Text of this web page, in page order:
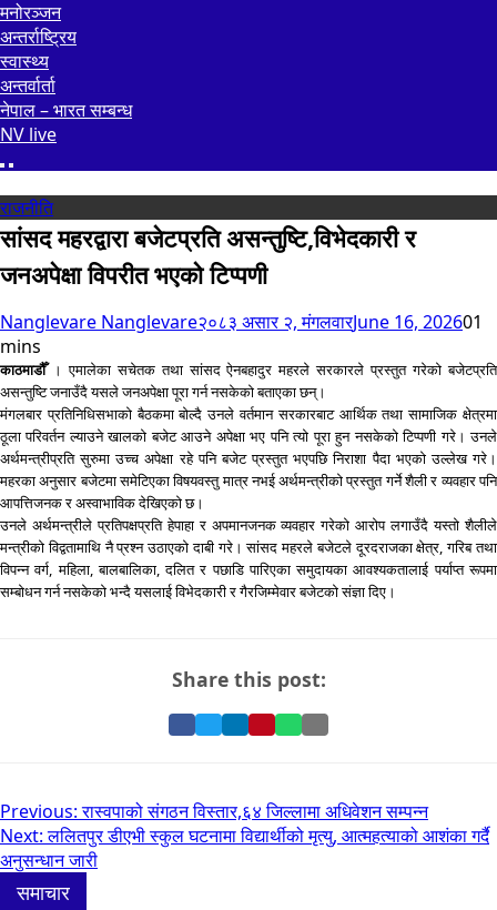
मनोरञ्जन
अन्तर्राष्ट्रिय
स्वास्थ्य
अन्तर्वार्ता
नेपाल – भारत सम्बन्ध
NV live
राजनीति
सांसद महरद्वारा बजेटप्रति असन्तुष्टि,विभेदकारी र
जनअपेक्षा विपरीत भएको टिप्पणी
Nanglevare Nanglevare२०८३ असार २, मंगलवारJune 16, 202601
mins
काठमाडौँ । एमालेका सचेतक तथा सांसद ऐनबहादुर महरले सरकारले प्रस्तुत गरेको बजेटप्रति
असन्तुष्टि जनाउँदै यसले जनअपेक्षा पूरा गर्न नसकेको बताएका छन्।
मंगलबार प्रतिनिधिसभाको बैठकमा बोल्दै उनले वर्तमान सरकारबाट आर्थिक तथा सामाजिक क्षेत्रमा
ठूला परिवर्तन ल्याउने खालको बजेट आउने अपेक्षा भए पनि त्यो पूरा हुन नसकेको टिप्पणी गरे। उनले
अर्थमन्त्रीप्रति सुरुमा उच्च अपेक्षा रहे पनि बजेट प्रस्तुत भएपछि निराशा पैदा भएको उल्लेख गरे।
महरका अनुसार बजेटमा समेटिएका विषयवस्तु मात्र नभई अर्थमन्त्रीको प्रस्तुत गर्ने शैली र व्यवहार पनि
आपत्तिजनक र अस्वाभाविक देखिएको छ।
उनले अर्थमन्त्रीले प्रतिपक्षप्रति हेपाहा र अपमानजनक व्यवहार गरेको आरोप लगाउँदै यस्तो शैलीले
मन्त्रीको विद्वतामाथि नै प्रश्न उठाएको दाबी गरे। सांसद महरले बजेटले दूरदराजका क्षेत्र, गरिब तथा
विपन्न वर्ग, महिला, बालबालिका, दलित र पछाडि पारिएका समुदायका आवश्यकतालाई पर्याप्त रूपमा
सम्बोधन गर्न नसकेको भन्दै यसलाई विभेदकारी र गैरजिम्मेवार बजेटको संज्ञा दिए।
Share this post:
Share
Share
Share
Pin
Pinterest
ShareShare
Post
navigation
Previous: रास्वपाको संगठन विस्तार,६४ जिल्लामा अधिवेशन सम्पन्न
Next:ललितपुर डीएभी स्कुल घटनामा विद्यार्थीको मृत्यु, आत्महत्याको आशंका गर्दै
अनुसन्धान जारी
समाचार